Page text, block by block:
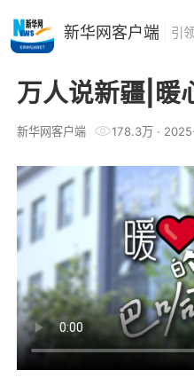
万人说新疆|暖
新华网客户端 178.3万·
新华网客户端 引